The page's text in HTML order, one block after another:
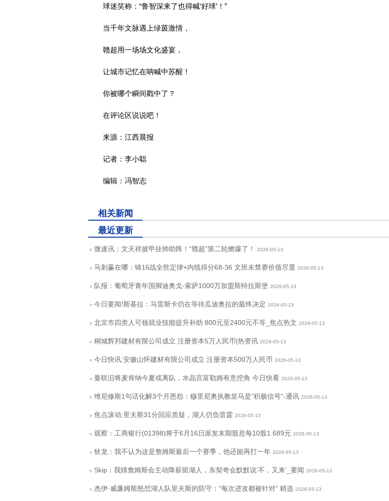
球迷笑称：“鲁智深来了也得喊‘好球’！”
当千年文脉遇上绿茵激情，
赣超用一场场文化盛宴，
让城市记忆在呐喊中苏醒！
你被哪个瞬间戳中了？
在评论区说说吧！
来源：江西晨报
记者：李小聪
编辑：冯智志
相关新闻
最近更新
v 微速讯：文天祥披甲挂帅助阵！“赣超”第二轮燃爆了！ 2026-05-13
v 马刺赢在哪：铸16战全胜定律+内线得分68-36 文班未禁赛价值尽显 2026-05-13
v 队报：葡萄牙青年国脚迪奥戈-索萨1000万加盟斯特拉斯堡 2026-05-13
v 今日要闻!斯基拉：马雷斯卡仍在等待瓜迪奥拉的最终决定 2026-05-13
v 北京市四类人可领就业技能提升补助 800元至2400元不等_焦点热文 2026-05-13
v 桐城辉邦建材有限公司成立 注册资本5万人民币|热资讯 2026-05-13
v 今日快讯:安徽山怀建材有限公司成立 注册资本500万人民币 2026-05-13
v 曼联旧将麦肯纳今夏或离队，水晶宫富勒姆有意挖角 今日快看 2026-05-13
v 维尼修斯1句话化解3个月恩怨：穆里尼奥执教皇马是"积极信号"-通讯 2026-05-13
v 焦点滚动:里夫斯31分回应质疑，湖人仍负雷霆 2026-05-13
v 观察：工商银行(01398)将于6月16日派发末期股息每10股1.689元 2026-05-13
v 狄龙：我不认为这是詹姆斯最后一个赛季，他还能再打一年 2026-05-13
v Skip：我猜詹姆斯会主动降薪留湖人，东契奇会默默说‘不，又来’_要闻 2026-05-13
v 杰伊·威廉姆斯怒怼湖人队里夫斯的防守：“每次进攻都被针对” 精选 2026-05-13